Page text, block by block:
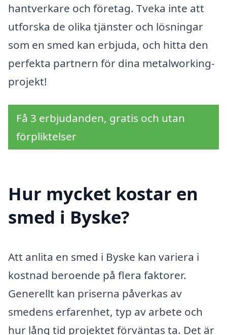
hantverkare och företag. Tveka inte att
utforska de olika tjänster och lösningar
som en smed kan erbjuda, och hitta den
perfekta partnern för dina metalworking-
projekt!
Få 3 erbjudanden, gratis och utan
förpliktelser
Hur mycket kostar en
smed i Byske?
Att anlita en smed i Byske kan variera i
kostnad beroende på flera faktorer.
Generellt kan priserna påverkas av
smedens erfarenhet, typ av arbete och
hur lång tid projektet förväntas ta. Det är